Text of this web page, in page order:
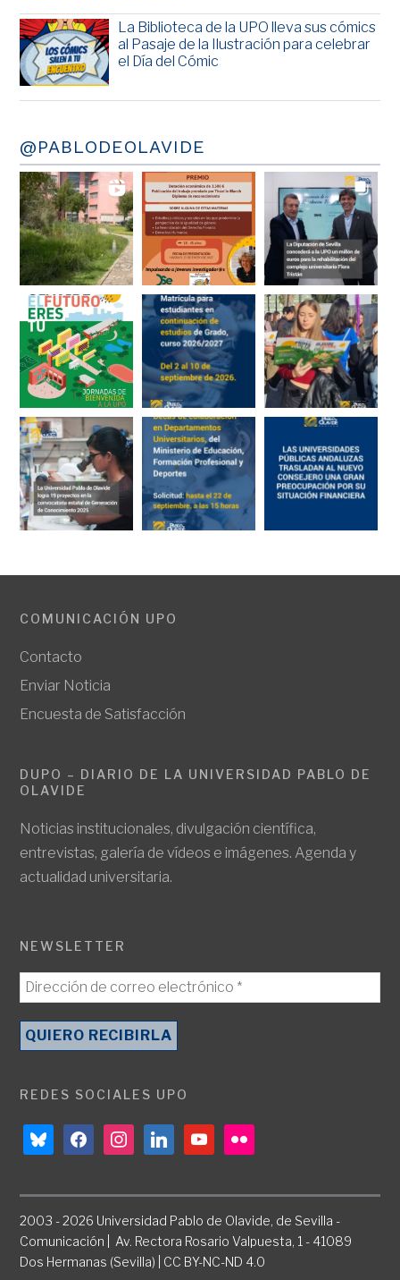
La Biblioteca de la UPO lleva sus cómics
al Pasaje de la Ilustración para celebrar
el Día del Cómic
@PABLODEOLAVIDE
COMUNICACIÓN UPO
Contacto
Enviar Noticia
Encuesta de Satisfacción
DUPO – DIARIO DE LA UNIVERSIDAD PABLO DE
OLAVIDE
Noticias institucionales, divulgación científica,
entrevistas, galería de vídeos e imágenes. Agenda y
actualidad universitaria.
NEWSLETTER
REDES SOCIALES UPO
blueskyfacebookinstagramlinkedinyoutubeflickr
2003 - 2026 Universidad Pablo de Olavide, de Sevilla -
Comunicación | Av. Rectora Rosario Valpuesta, 1 - 41089
Dos Hermanas (Sevilla) | CC BY-NC-ND 4.0